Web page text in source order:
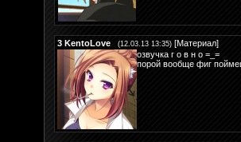
3 KentoLove (12.03.13 13:35) [Материал]
озвучка г о в н о =_=
порой вообще фиг